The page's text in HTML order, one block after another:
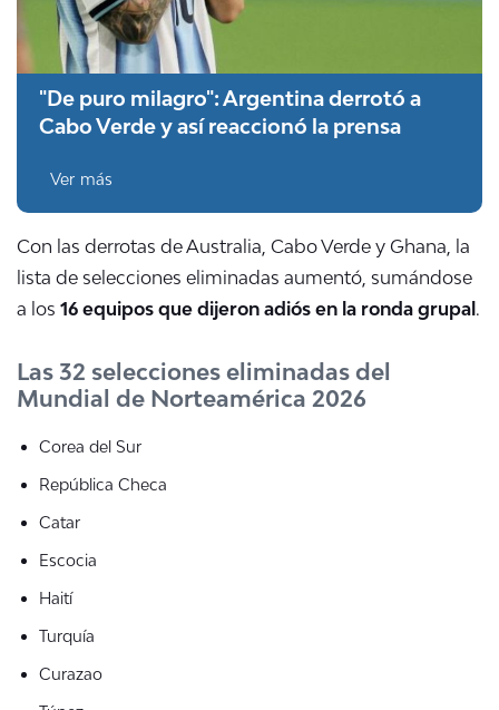
"De puro milagro": Argentina derrotó a
Cabo Verde y así reaccionó la prensa
Ver más
Con las derrotas de Australia, Cabo Verde y Ghana, la
lista de selecciones eliminadas aumentó, sumándose
a los 16 equipos que dijeron adiós en la ronda grupal .
Las 32 selecciones eliminadas del
Mundial de Norteamérica 2026
Corea del Sur
República Checa
Catar
Escocia
Haití
Turquía
Curazao